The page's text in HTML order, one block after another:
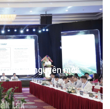
kỷ nguyên mới: